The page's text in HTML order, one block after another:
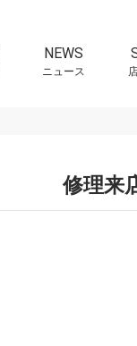
NEWS
ニュース
修理来